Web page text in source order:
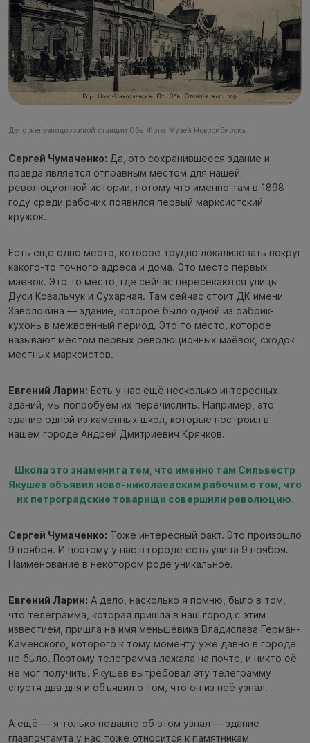
Депо железнодорожной станции Обь. Фото: Музей Новосибирска
Сергей Чумаченко: Да, это сохранившееся здание и
правда является отправным местом для нашей
революционной истории, потому что именно там в 1898
году среди рабочих появился первый марксистский
кружок.
Есть ещё одно место, которое трудно локализовать вокруг
какого-то точного адреса и дома. Это место первых
маёвок. Это то место, где сейчас пересекаются улицы
Дуси Ковальчук и Сухарная. Там сейчас стоит ДК имени
Заволокина — здание, которое было одной из фабрик-
кухонь в межвоенный период. Это то место, которое
называют местом первых революционных маёвок, сходок
местных марксистов.
Евгений Ларин: Есть у нас ещё несколько интересных
зданий, мы попробуем их перечислить. Например, это
здание одной из каменных школ, которые построил в
нашем городе Андрей Дмитриевич Крячков.
Школа это знаменита тем, что именно там Сильвестр
Якушев объявил ново-николаевским рабочим о том, что
их петроградские товарищи совершили революцию.
Сергей Чумаченко: Тоже интересный факт. Это произошло
9 ноября. И поэтому у нас в городе есть улица 9 ноября.
Наименование в некотором роде уникальное.
Евгений Ларин: А дело, насколько я помню, было в том,
что телеграмма, которая пришла в наш город с этим
известием, пришла на имя меньшевика Владислава Герман-
Каменского, которого к тому моменту уже давно в городе
не было. Поэтому телеграмма лежала на почте, и никто её
не мог получить. Якушев вытребовал эту телеграмму
спустя два дня и объявил о том, что он из неё узнал.
А ещё — я только недавно об этом узнал — здание
главпочтамта у нас тоже относится к памятникам